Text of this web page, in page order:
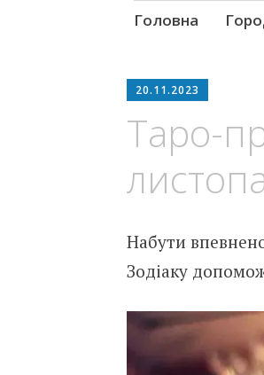
Skip
Головна
20.11.2023
Таро-
Набути
Зодіаку